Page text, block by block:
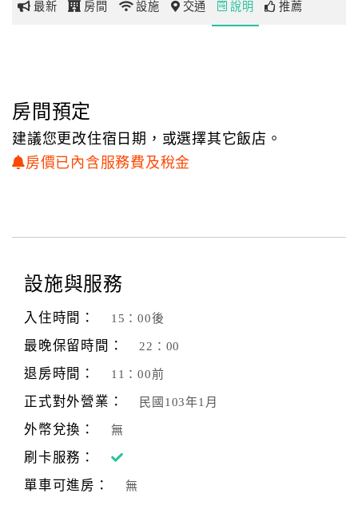
玩
地
圖
顧
顧
客
滿
度
訂
單
理
最新 房間 設施 交通 說明 推薦
房間預定
建議您更改住宿日期，或選擇其它飯店。
房價已內含服務費及稅金
設施與服務
入住時間： 15：00後
最晚保留時間： 22：00
退房時間： 11：00前
正式對外營業： 民國103年1月
外幣兌換： 無
刷卡服務：
單車可進房：
無